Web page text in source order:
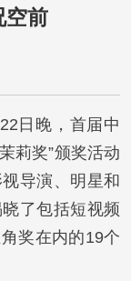
空前
日晚，首届中
莉奖”颁奖活动
导演、明星和
了包括短视频
奖在内的19个